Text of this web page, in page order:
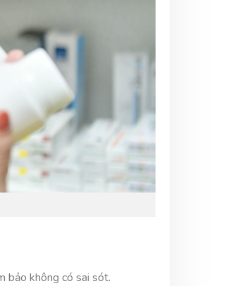
bảo không có sai sót.